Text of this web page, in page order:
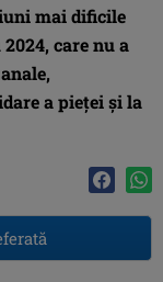
mai dificile
care nu a
a pieței și la